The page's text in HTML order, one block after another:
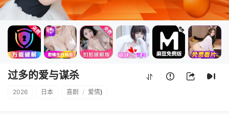
过多的爱与谋杀
2026 日本 喜剧 / 爱情}